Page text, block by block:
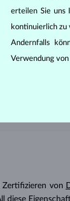
Zertifizieren von
diese
erteilen Sie uns
kontinuierlich zu
Andernfalls
Verwendung